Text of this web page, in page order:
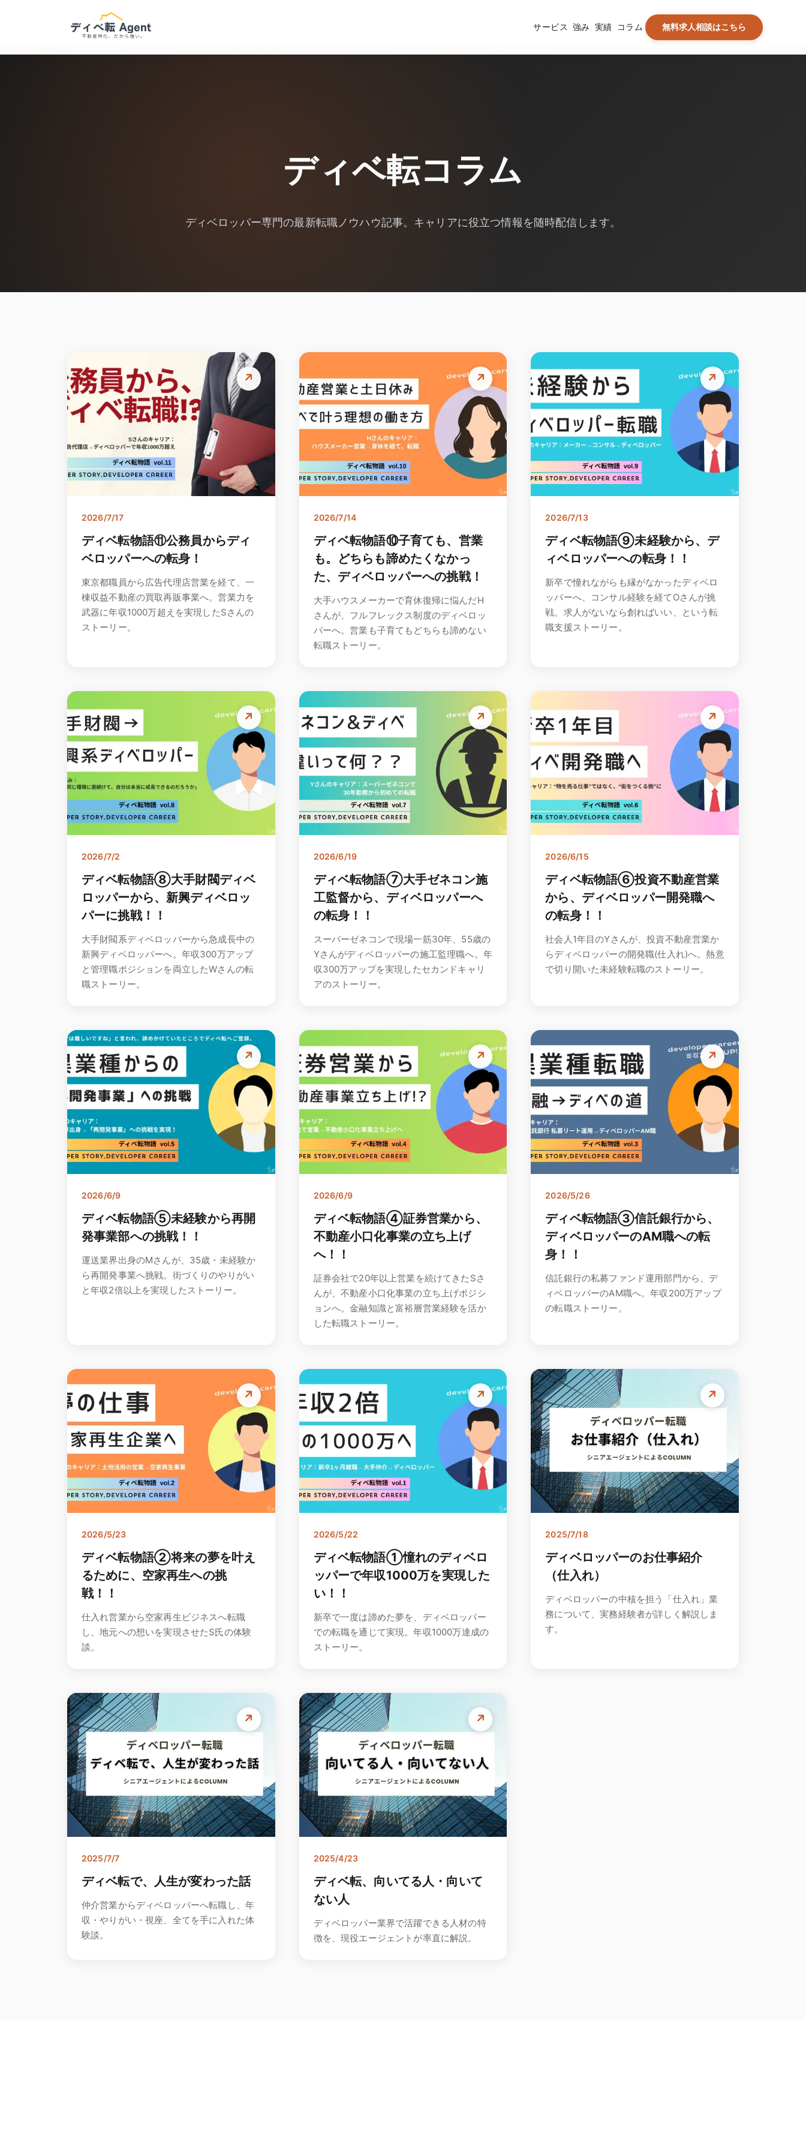
サービス 強み 実績 コラム 無料求人相談はこちら
ディベ転コラム
ディベロッパー専門の最新転職ノウハウ記事。キャリアに役立つ情報を随時配信します。
2026/7/17
ディベ転物語⑪公務員からディ
ベロッパーへの転身！
東京都職員から広告代理店営業を経て、一
棟収益不動産の買取再販事業へ。営業力を
武器に年収1000万超えを実現したSさんの
ストーリー。
↗
2026/7/14
ディベ転物語⑩子育ても、営業
も。どちらも諦めたくなかっ
た、ディベロッパーへの挑戦！
大手ハウスメーカーで育休復帰に悩んだH
さんが、フルフレックス制度のディベロッ
パーへ。営業も子育てもどちらも諦めない
転職ストーリー。
↗
2026/7/13
ディベ転物語⑨未経験から、デ
ィベロッパーへの転身！！
新卒で憧れながらも縁がなかったディベロ
ッパーへ、コンサル経験を経てOさんが挑
戦。求人がないなら創ればいい、という転
職支援ストーリー。
↗
2026/7/2
ディベ転物語⑧大手財閥ディベ
ロッパーから、新興ディベロッ
パーに挑戦！！
大手財閥系ディベロッパーから急成長中の
新興ディベロッパーへ。年収300万アップ
と管理職ポジションを両立したWさんの転
職ストーリー。
↗
2026/6/19
ディベ転物語⑦大手ゼネコン施
工監督から、ディベロッパーへ
の転身！！
スーパーゼネコンで現場一筋30年、55歳の
Yさんがディベロッパーの施工監理職へ。年
収300万アップを実現したセカンドキャリ
アのストーリー。
↗
2026/6/15
ディベ転物語⑥投資不動産営業
から、ディベロッパー開発職へ
の転身！！
社会人1年目のYさんが、投資不動産営業か
らディベロッパーの開発職(仕入れ)へ。熱意
で切り開いた未経験転職のストーリー。
↗
2026/6/9
ディベ転物語⑤未経験から再開
発事業部への挑戦！！
運送業界出身のMさんが、35歳・未経験か
ら再開発事業へ挑戦。街づくりのやりがい
と年収2倍以上を実現したストーリー。
↗
2026/6/9
ディベ転物語④証券営業から、
不動産小口化事業の立ち上げ
へ！！
証券会社で20年以上営業を続けてきたSさ
んが、不動産小口化事業の立ち上げポジシ
ョンへ。金融知識と富裕層営業経験を活か
した転職ストーリー。
↗
2026/5/26
ディベ転物語③信託銀行から、
ディベロッパーのAM職への転
身！！
信託銀行の私募ファンド運用部門から、デ
ィベロッパーのAM職へ。年収200万アップ
の転職ストーリー。
↗
2026/5/23
ディベ転物語②将来の夢を叶え
るために、空家再生への挑
戦！！
仕入れ営業から空家再生ビジネスへ転職
し、地元への想いを実現させたS氏の体験
談。
↗
2026/5/22
ディベ転物語①憧れのディベロ
ッパーで年収1000万を実現した
い！！
新卒で一度は諦めた夢を、ディベロッパー
での転職を通じて実現。年収1000万達成の
ストーリー。
↗
2025/7/18
ディベロッパーのお仕事紹介
（仕入れ）
ディベロッパーの中核を担う「仕入れ」業
務について、実務経験者が詳しく解説しま
す。
↗
2025/7/7
ディベ転で、人生が変わった話
仲介営業からディベロッパーへ転職し、年
収・やりがい・視座、全てを手に入れた体
験談。
↗
2025/4/23
ディベ転、向いてる人・向いて
ない人
ディベロッパー業界で活躍できる人材の特
徴を、現役エージェントが率直に解説。
↗